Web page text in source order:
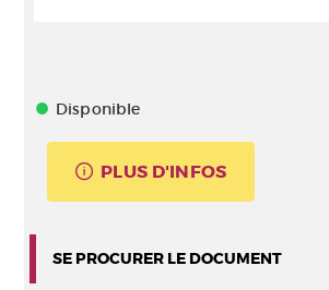
Disponible
PLUS D'INFOS
SE PROCURER LE DOCUMENT